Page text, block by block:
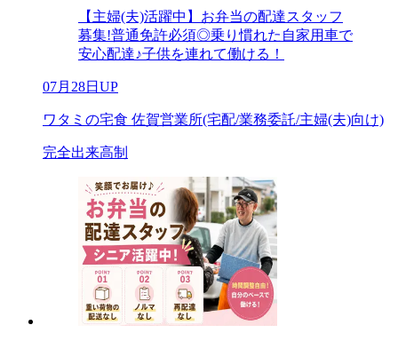
【主婦(夫)活躍中】お弁当の配達スタッフ
募集!普通免許必須◎乗り慣れた自家用車で
安心配達♪子供を連れて働ける！
07月28日UP
ワタミの宅食 佐賀営業所(宅配/業務委託/主婦(夫)向け)
完全出来高制